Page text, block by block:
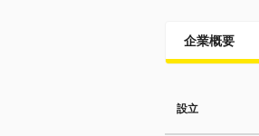
企業概要
設立